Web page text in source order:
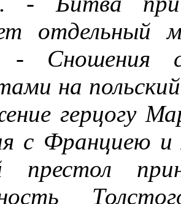
- Сношения
на
герцогу
с Франциею
престол